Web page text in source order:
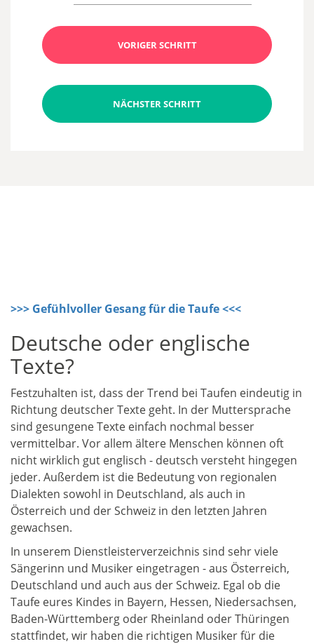
VORIGER SCHRITT
NÄCHSTER SCHRITT
>>> Gefühlvoller Gesang für die Taufe <<<
Deutsche oder englische
Texte?
Festzuhalten ist, dass der Trend bei Taufen eindeutig in
Richtung deutscher Texte geht. In der Muttersprache
sind gesungene Texte einfach nochmal besser
vermittelbar. Vor allem ältere Menschen können oft
nicht wirklich gut englisch - deutsch versteht hingegen
jeder. Außerdem ist die Bedeutung von regionalen
Dialekten sowohl in Deutschland, als auch in
Österreich und der Schweiz in den letzten Jahren
gewachsen.
In unserem Dienstleisterverzeichnis sind sehr viele
Sängerinn und Musiker eingetragen - aus Österreich,
Deutschland und auch aus der Schweiz. Egal ob die
Taufe eures Kindes in Bayern, Hessen, Niedersachsen,
Baden-Württemberg oder Rheinland oder Thüringen
stattfindet, wir haben die richtigen Musiker für die